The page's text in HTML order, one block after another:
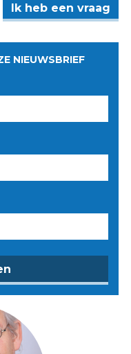
Ik heb een vraag
NIEUWSBRIEF